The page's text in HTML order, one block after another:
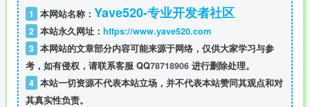
1 本网站名称： Yave520-专业开发者社区
2 本站永久网址： https://www.yave520.com
3 本网站的文章部分内容可能来源于网络，仅供大家学习与参
考，如有侵权，请联系客服 QQ78718906 进行删除处理。
4 本站一切资源不代表本站立场，并不代表本站赞同其观点和对
其真实性负责。